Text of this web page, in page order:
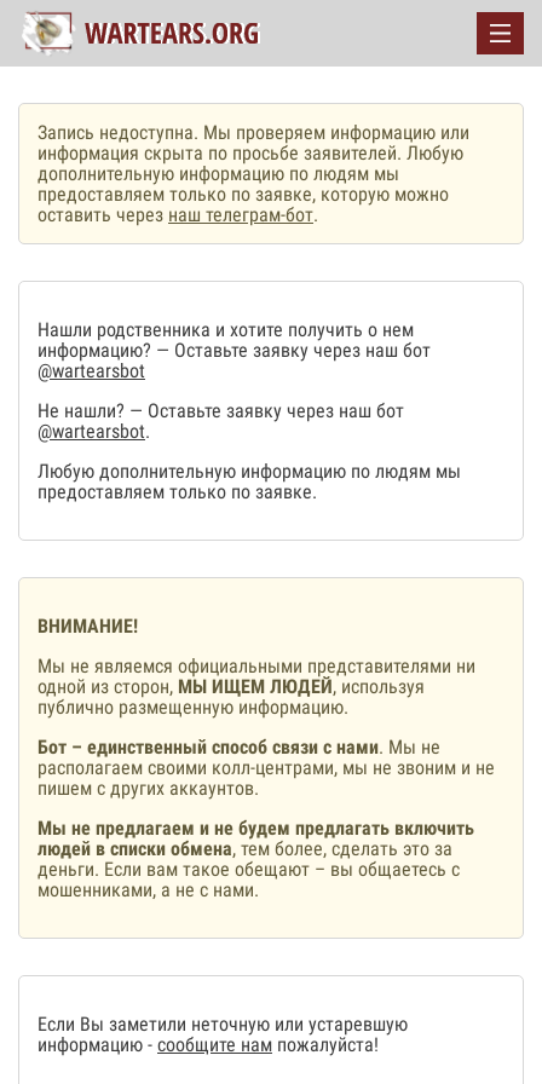
Запись недоступна. Мы проверяем информацию или
информация скрыта по просьбе заявителей. Любую
дополнительную информацию по людям мы
предоставляем только по заявке, которую можно
оставить через наш телеграм-бот.
Нашли родственника и хотите получить о нем
информацию? — Оставьте заявку через наш бот
@wartearsbot
Не нашли? — Оставьте заявку через наш бот
@wartearsbot.
Любую дополнительную информацию по людям мы
предоставляем только по заявке.
ВНИМАНИЕ!
Мы не являемся официальными представителями ни
одной из сторон, МЫ ИЩЕМ ЛЮДЕЙ, используя
публично размещенную информацию.
Бот – единственный способ связи с нами. Мы не
располагаем своими колл-центрами, мы не звоним и не
пишем с других аккаунтов.
Мы не предлагаем и не будем предлагать включить
людей в списки обмена, тем более, сделать это за
деньги. Если вам такое обещают – вы общаетесь с
мошенниками, а не с нами.
Если Вы заметили неточную или устаревшую
информацию - сообщите нам пожалуйста!